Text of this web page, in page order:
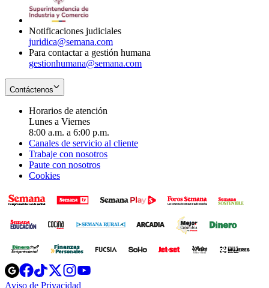
Notificaciones judiciales
juridica@semana.com
Para contactar a gestión humana
gestionhumana@semana.com
Contáctenos
Horarios de atención
Lunes a Viernes
8:00 a.m. a 6:00 p.m.
Canales de servicio al cliente
Trabaje con nosotros
Paute con nosotros
Cookies
Opens
in
Opens
in
Opens
in
Opens
Aviso de Privacidad